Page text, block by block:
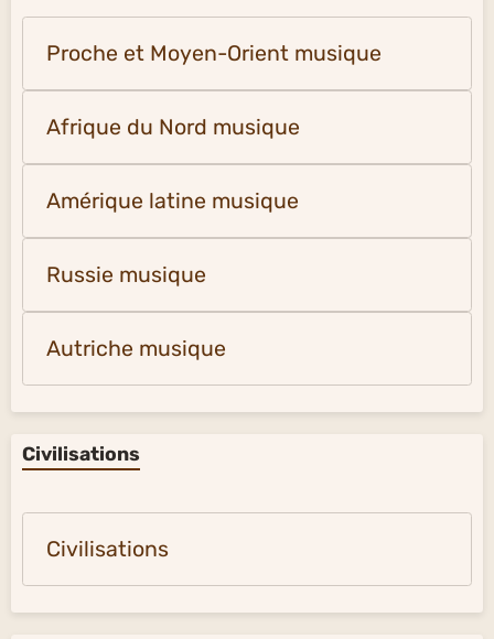
Proche et Moyen-Orient musique
Afrique du Nord musique
Amérique latine musique
Russie musique
Autriche musique
Civilisations
Civilisations